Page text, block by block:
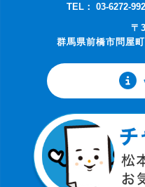
TEL： 03-6272-
〒
群馬県前橋市問屋